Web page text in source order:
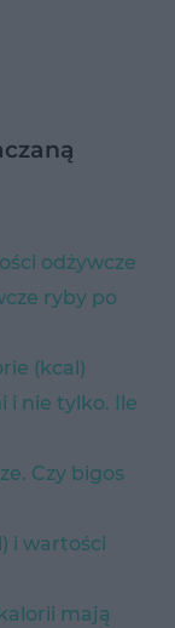
odżywcze
ryby po
(kcal)
i nie tylko. Ile
Czy bigos
i wartości
mają